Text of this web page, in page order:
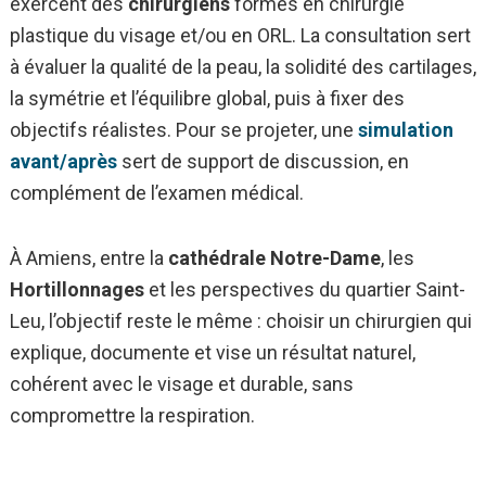
plastique du visage et/ou en ORL. La consultation sert
à évaluer la qualité de la peau, la solidité des cartilages,
la symétrie et l’équilibre global, puis à fixer des
objectifs réalistes. Pour se projeter, une simulation
avant/aprèssert de support de discussion, en
complément de l’examen médical.
À Amiens, entre la cathédrale Notre-Dame, les
Hortillonnageset les perspectives du quartier Saint-
Leu, l’objectif reste le même : choisir un chirurgien qui
explique, documente et vise un résultat naturel,
cohérent avec le visage et durable, sans
compromettre la respiration.